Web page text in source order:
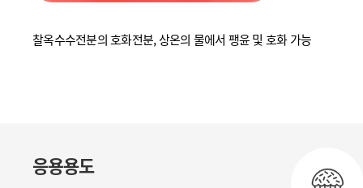
찰옥수수전분의 호화전분, 상온의 물에서 팽윤 및 호화 가능
응용용도